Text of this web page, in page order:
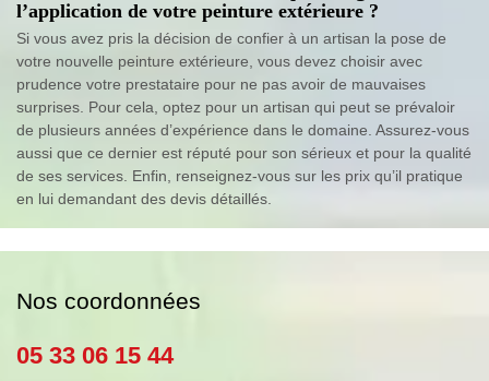
l’application de votre peinture extérieure ?
Si vous avez pris la décision de confier à un artisan la pose de
votre nouvelle peinture extérieure, vous devez choisir avec
prudence votre prestataire pour ne pas avoir de mauvaises
surprises. Pour cela, optez pour un artisan qui peut se prévaloir
de plusieurs années d’expérience dans le domaine. Assurez-vous
aussi que ce dernier est réputé pour son sérieux et pour la qualité
de ses services. Enfin, renseignez-vous sur les prix qu’il pratique
en lui demandant des devis détaillés.
Nos coordonnées
05 33 06 15 44